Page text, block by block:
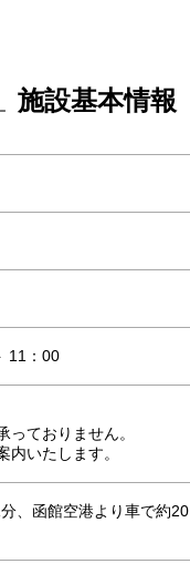
施設基本情報
11：00
ておりません。
いたします。
、函館空港より車で約20